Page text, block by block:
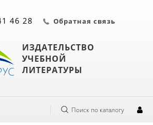
ИЗДАТЕЛЬСТВО
УЧЕБНОЙ
ЛИТЕРАТУРЫ
46 28 Обратная связь
Поиск по каталогу